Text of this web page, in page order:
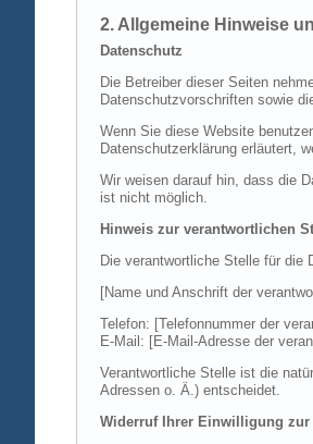
2. Allgemeine Hinweise
Datenschutz
Die Betreiber dieser Seiten
Datenschutzvorschriften sowie
Wenn Sie diese Website
Datenschutzerklärung erläutert,
Wir weisen darauf hin, dass die
ist nicht möglich.
Hinweis zur verantwortlichen
Die verantwortliche Stelle für die
[Name und Anschrift der
Telefon: [Telefonnummer der
E-Mail: [E-Mail-Adresse der
Verantwortliche Stelle ist die
Adressen o. Ä.) entscheidet.
Widerruf Ihrer Einwilligung zur